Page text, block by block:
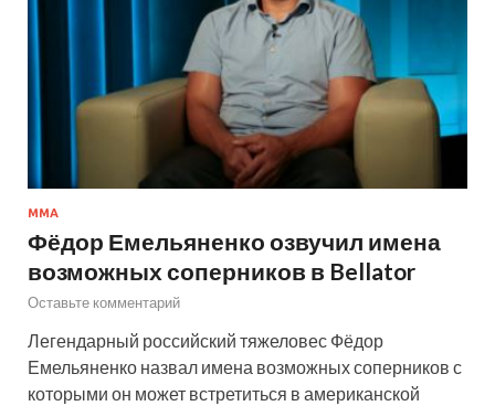
MMA
Фёдор Емельяненко озвучил имена
возможных соперников в Bellator
Оставьте комментарий
Легендарный российский тяжеловес Фёдор
Емельяненко назвал имена возможных соперников с
которыми он может встретиться в американской